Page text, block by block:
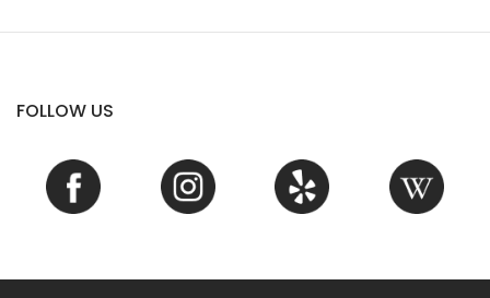
FOLLOW US